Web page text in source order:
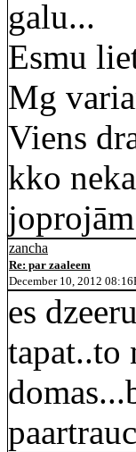
galu...
Esmu
Mg
Viens
kko
zancha
Re: par zaaleem
December 10, 2012
es
tapat..to